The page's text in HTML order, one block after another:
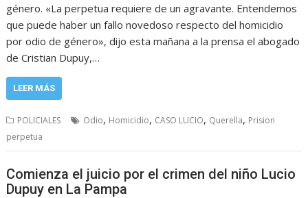
género. «La perpetua requiere de un agravante. Entendemos
que puede haber un fallo novedoso respecto del homicidio
por odio de género», dijo esta mañana a la prensa el abogado
de Cristian Dupuy,…
LEER MÁS
POLICIALES Odio, Homicidio, CASO LUCIO, Querella, Prision
perpetua
Comienza el juicio por el crimen del niño Lucio
Dupuy en La Pampa